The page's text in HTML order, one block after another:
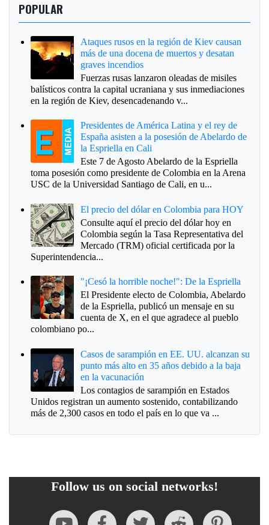
POPULAR
Ataques rusos en la región de Kiev causan
más de una docena de muertos y desatan
graves incendios
Fuerzas rusas lanzaron oleadas de misiles
balísticos contra la capital ucraniana y sus inmediaciones
en la región de Kiev, desencadenando v...
Presidentes de América Latina y el rey de
España asisten a la posesión de Abelardo de
la Espriella en Cali
Este 7 de Agosto Abelardo de la Espriella
toma posesión como presidente de Colombia en la Arena
USC de la Universidad Santiago de Cali, en u...
El precio del dólar en Colombia para HOY
Consulte aquí el precio del dólar hoy en
Colombia según la Tasa Representativa del
Mercado (TRM) oficial certificada por la
Superintendencia...
"¡Cesó la horrible noche!": De la Espriella
El Presidente electo de Colombia, Abelardo
de la Espriella, publicó un mensaje en su
cuenta de X, en el que agradece al pueblo
colombiano po...
Casos de sarampión en EE. UU. alcanzan su
punto más alto en 35 años debido a la baja
en la vacunación
Los contagios de sarampión en Estados
Unidos registran un aumento sostenido, contabilizando
más de 2,300 casos en todo el país en lo que va ...
Follow us on social networks!